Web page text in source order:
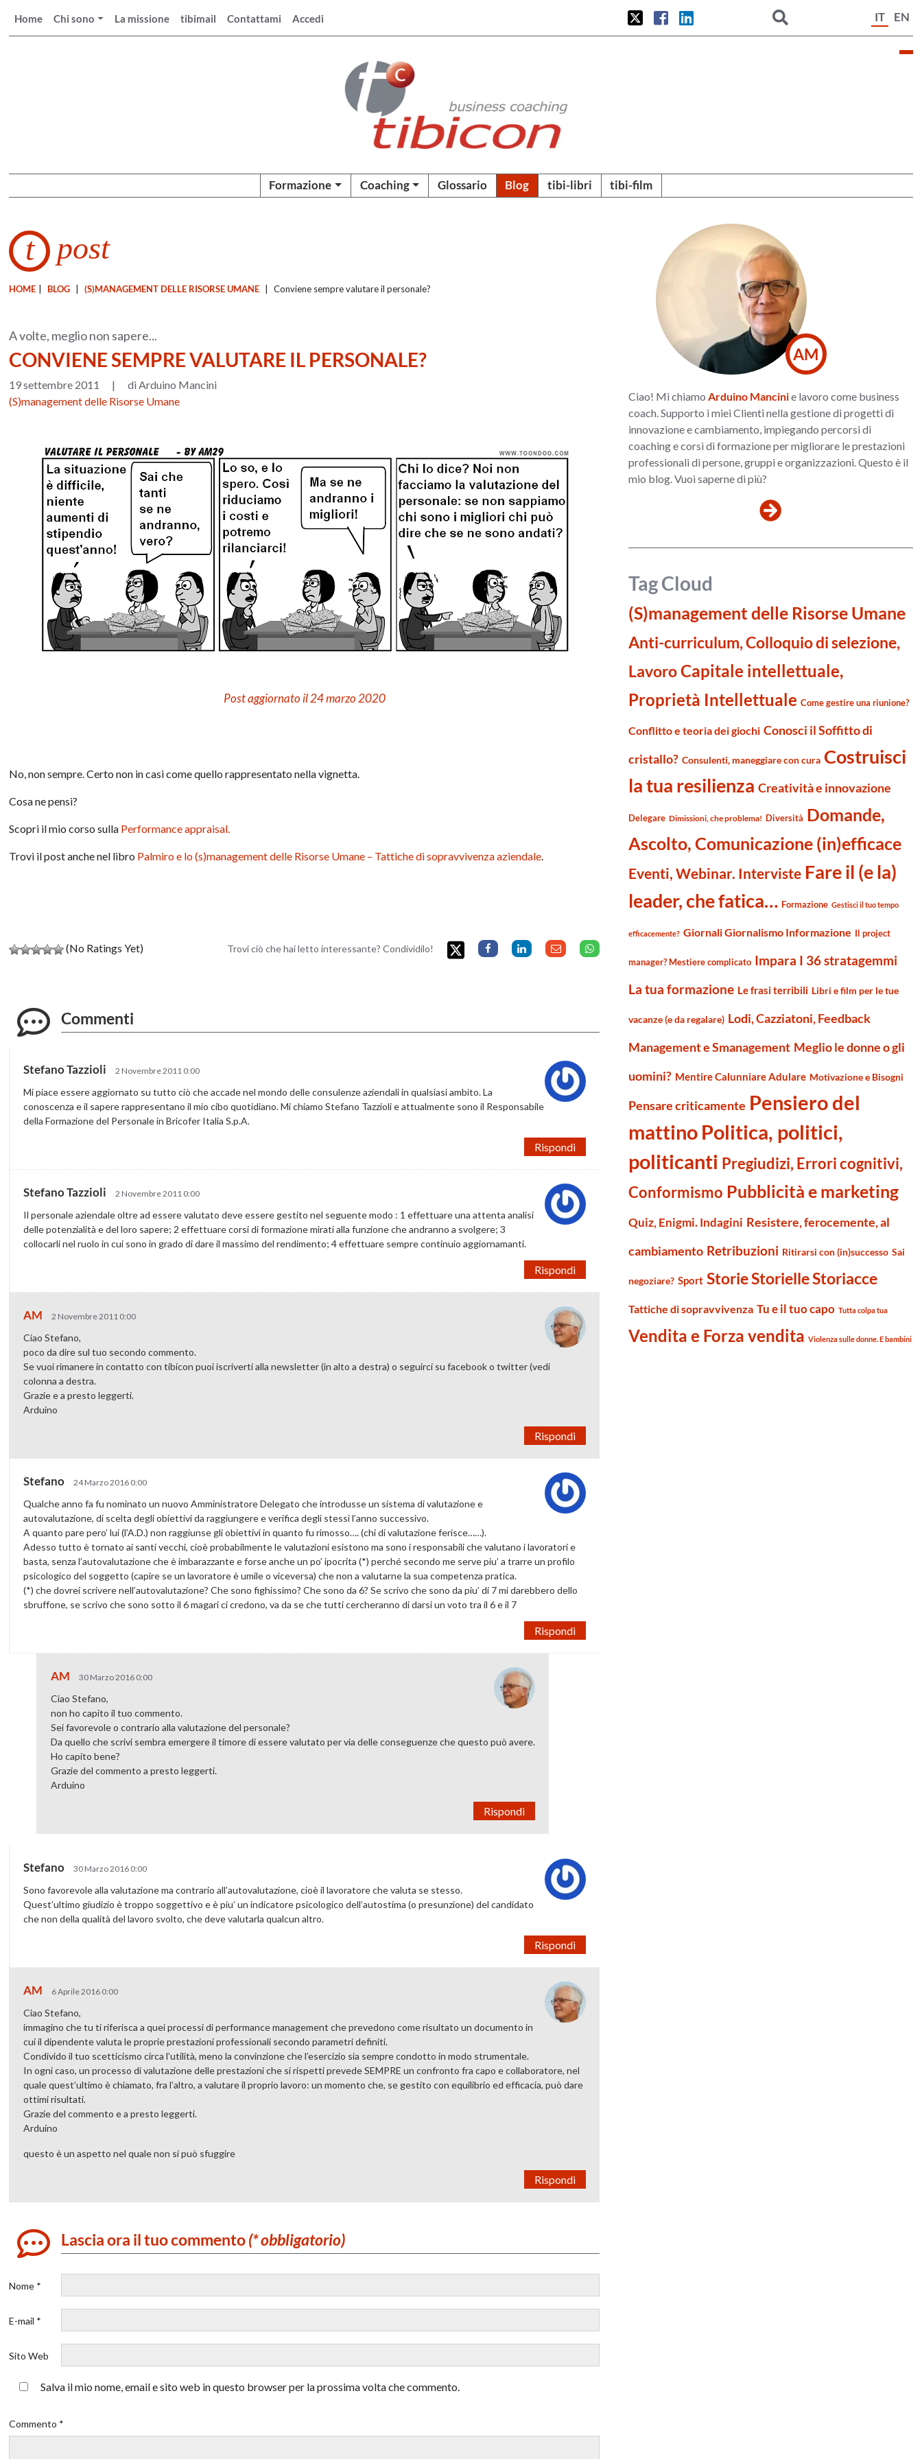
Home Chi sono La missione tibimail Contattami Accedi IT EN
Formazione Coaching Glossario Blog tibi-libri tibi-film
t post
HOME BLOG (S)MANAGEMENT DELLE RISORSE UMANE Conviene sempre valutare il personale?
A volte, meglio non sapere...
CONVIENE SEMPRE VALUTARE IL PERSONALE?
19 settembre 2011 |
di Arduino Mancini
(S)management delle Risorse Umane
Post aggiornato il 24 marzo 2020
No, non sempre. Certo non in casi come quello rappresentato nella vignetta.
Cosa ne pensi?
Scopri il mio corso sulla Performance appraisal.
Trovi il post anche nel libro Palmiro e lo (s)management delle Risorse Umane – Tattiche di sopravvivenza aziendale.
(No Ratings Yet) Trovi ciò che hai letto interessante? Condividilo!
Commenti
Stefano Tazzioli 2 Novembre 2011 0:00
Mi piace essere aggiornato su tutto ciò che accade nel mondo delle consulenze aziendali in qualsiasi ambito. La
conoscenza e il sapere rappresentano il mio cibo quotidiano. Mi chiamo Stefano Tazzioli e attualmente sono il Responsabile
della Formazione del Personale in Bricofer Italia S.p.A.
Rispondi
Stefano Tazzioli 2 Novembre 2011 0:00
Il personale aziendale oltre ad essere valutato deve essere gestito nel seguente modo : 1 effettuare una attenta analisi
delle potenzialità e del loro sapere; 2 effettuare corsi di formazione mirati alla funzione che andranno a svolgere; 3
collocarli nel ruolo in cui sono in grado di dare il massimo del rendimento; 4 effettuare sempre continuio aggiornamanti.
Rispondi
AM 2 Novembre 2011 0:00
Ciao Stefano,
poco da dire sul tuo secondo commento.
Se vuoi rimanere in contatto con tibicon puoi iscriverti alla newsletter (in alto a destra) o seguirci su facebook o twitter (vedi
colonna a destra.
Grazie e a presto leggerti.
Arduino
Rispondi
Stefano 24 Marzo 2016 0:00
Qualche anno fa fu nominato un nuovo Amministratore Delegato che introdusse un sistema di valutazione e
autovalutazione, di scelta degli obiettivi da raggiungere e verifica degli stessi l’anno successivo.
A quanto pare pero’ lui (l’A.D.) non raggiunse gli obiettivi in quanto fu rimosso…. (chi di valutazione ferisce……).
Adesso tutto è tornato ai santi vecchi, cioè probabilmente le valutazioni esistono ma sono i responsabili che valutano i lavoratori e
basta, senza l’autovalutazione che è imbarazzante e forse anche un po’ ipocrita (*) perché secondo me serve piu’ a trarre un profilo
psicologico del soggetto (capire se un lavoratore è umile o viceversa) che non a valutarne la sua competenza pratica.
(*) che dovrei scrivere nell’autovalutazione? Che sono fighissimo? Che sono da 6? Se scrivo che sono da piu’ di 7 mi darebbero dello
sbruffone, se scrivo che sono sotto il 6 magari ci credono, va da se che tutti cercheranno di darsi un voto tra il 6 e il 7
Rispondi
AM 30 Marzo 2016 0:00
Ciao Stefano,
non ho capito il tuo commento.
Sei favorevole o contrario alla valutazione del personale?
Da quello che scrivi sembra emergere il timore di essere valutato per via delle conseguenze che questo può avere.
Ho capito bene?
Grazie del commento a presto leggerti.
Arduino
Rispondi
Stefano 30 Marzo 2016 0:00
Sono favorevole alla valutazione ma contrario all’autovalutazione, cioè il lavoratore che valuta se stesso.
Quest’ultimo giudizio è troppo soggettivo e è piu’ un indicatore psicologico dell’autostima (o presunzione) del candidato
che non della qualità del lavoro svolto, che deve valutarla qualcun altro.
Rispondi
AM 6 Aprile 2016 0:00
Ciao Stefano,
immagino che tu ti riferisca a quei processi di performance management che prevedono come risultato un documento in
cui il dipendente valuta le proprie prestazioni professionali secondo parametri definiti.
Condivido il tuo scetticismo circa l’utilità, meno la convinzione che l’esercizio sia sempre condotto in modo strumentale.
In ogni caso, un processo di valutazione delle prestazioni che si rispetti prevede SEMPRE un confronto fra capo e collaboratore, nel
quale quest’ultimo è chiamato, fra l’altro, a valutare il proprio lavoro: un momento che, se gestito con equilibrio ed efficacia, può dare
ottimi risultati.
Grazie del commento e a presto leggerti.
Arduino
questo è un aspetto nel quale non si può sfuggire
Rispondi
Lascia ora il tuo commento(* obbligatorio)
Nome *
E-mail *
Sito Web
Salva il mio nome, email e sito web in questo browser per la prossima volta che commento.
Commento *
AM
Ciao! Mi chiamo Arduino Mancinie lavoro come business
coach. Supporto i miei Clienti nella gestione di progetti di
innovazione e cambiamento, impiegando percorsi di
coaching e corsi di formazione per migliorare le prestazioni
professionali di persone, gruppi e organizzazioni. Questo è il
mio blog. Vuoi saperne di più?
Tag Cloud
(S)management delle Risorse Umane
Anti-curriculum, Colloquio di selezione,
LavoroCapitale intellettuale,
Proprietà Intellettuale Come gestire una riunione?
Conflitto e teoria dei giochi Conosci il Soffitto di
cristallo? Consulenti, maneggiare con cura Costruisci
la tua resilienza Creatività e innovazione
Delegare Dimissioni, che problema! Diversità Domande,
Ascolto, Comunicazione (in)efficace
Eventi, Webinar. Interviste Fare il (e la)
leader, che fatica… Formazione Gestisci il tuo tempo
efficacemente? Giornali Giornalismo Informazione Il project
manager? Mestiere complicato Impara I 36 stratagemmi
La tua formazione Le frasi terribili Libri e film per le tue
vacanze (e da regalare) Lodi, Cazziatoni, Feedback
Management e Smanagement Meglio le donne o gli
uomini? Mentire Calunniare Adulare Motivazione e Bisogni
Pensare criticamente Pensiero del
mattino Politica, politici,
politicanti Pregiudizi, Errori cognitivi,
Conformismo Pubblicità e marketing
Quiz, Enigmi. Indagini Resistere, ferocemente, al
cambiamento Retribuzioni Ritirarsi con (in)successo Sai
negoziare? Sport Storie Storielle Storiacce
Tattiche di sopravvivenza Tu e il tuo capo Tutta colpa tua
Vendita e Forza vendita Violenza sulle donne. E bambini